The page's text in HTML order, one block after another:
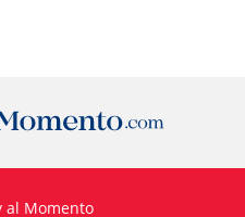
al Momento